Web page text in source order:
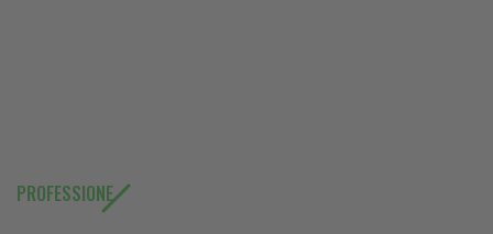
PROFESSIONE